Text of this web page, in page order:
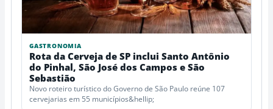
GASTRONOMIA
Rota da Cerveja de SP inclui Santo Antônio
do Pinhal, São José dos Campos e São
Sebastião
Novo roteiro turístico do Governo de São Paulo reúne 107
cervejarias em 55 municípios&hellip;